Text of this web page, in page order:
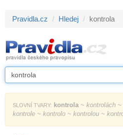
Pravidla.cz Hledej kontrola
SLOVNÍ TVARY: kontrola ~ kontrolách
kontrole ~ kontrolo ~ kontrolou ~